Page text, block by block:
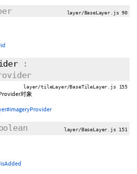
layer/BaseLayer.js 90
:
layer/tileLayer/BaseTileLayer.js 155
对象
layer/BaseLayer.js 151